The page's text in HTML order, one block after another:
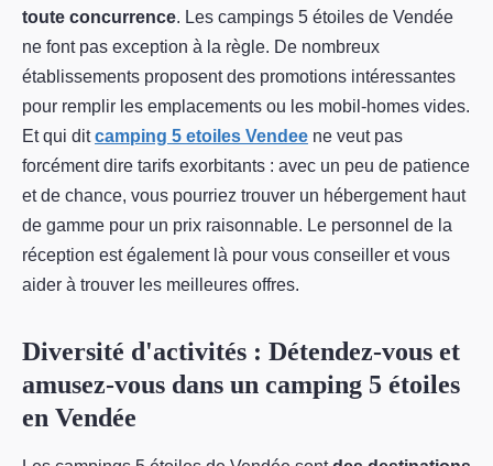
toute concurrence. Les campings 5 étoiles de Vendée
ne font pas exception à la règle. De nombreux
établissements proposent des promotions intéressantes
pour remplir les emplacements ou les mobil-homes vides.
Et qui ditcamping 5 etoiles Vendee ne veut pas
forcément dire tarifs exorbitants : avec un peu de patience
et de chance, vous pourriez trouver un hébergement haut
de gamme pour un prix raisonnable. Le personnel de la
réception est également là pour vous conseiller et vous
aider à trouver les meilleures offres.
Diversité d'activités : Détendez-vous et
amusez-vous dans un camping 5 étoiles
en Vendée